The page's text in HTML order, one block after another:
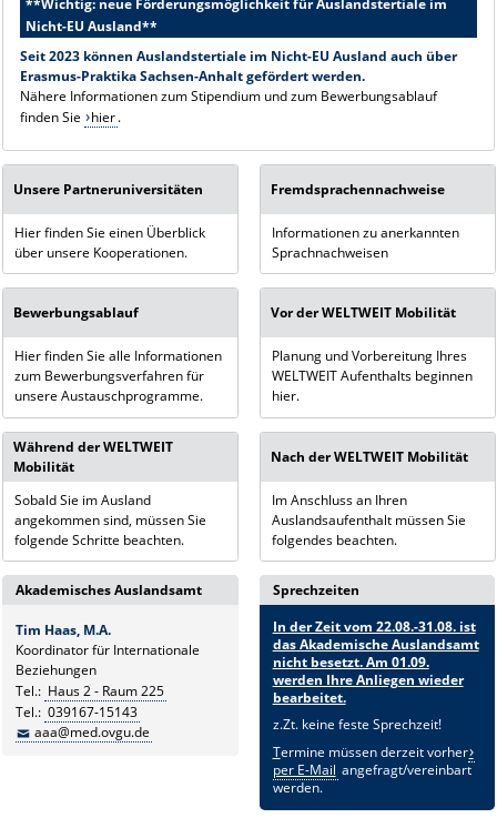
Nicht-EU Ausland**
Seit 2023 können Auslandstertiale im Nicht-EU Ausland auch über
Erasmus-Praktika Sachsen-Anhalt gefördert werden.
Nähere Informationen zum Stipendium und zum Bewerbungsablauf
finden Sie
hier.
Unsere Partneruniversitäten
Hier finden Sie einen Überblick
über unsere Kooperationen.
Fremdsprachennachweise
Informationen zu anerkannten
Sprachnachweisen
Bewerbungsablauf
Hier finden Sie alle Informationen
zum Bewerbungsverfahren für
unsere Austauschprogramme.
Vor der WELTWEIT Mobilität
Planung und Vorbereitung Ihres
WELTWEIT Aufenthalts beginnen
hier.
Während der WELTWEIT
Mobilität
Sobald Sie im Ausland
angekommen sind, müssen Sie
folgende Schritte beachten.
Nach der WELTWEIT Mobilität
Im Anschluss an Ihren
Auslandsaufenthalt müssen Sie
folgendes beachten.
Akademisches Auslandsamt
Tim Haas, M.A.
Koordinator für Internationale
Beziehungen
Tel.: Haus 2 - Raum 225
Tel.: 039167-15143
aaa@med.ovgu.de
Sprechzeiten
In der Zeit vom 22.08.-31.08. ist
das Akademische Auslandsamt
nicht besetzt. Am 01.09.
werden Ihre Anliegen wieder
bearbeitet.
z.Zt. keine feste Sprechzeit!
Termine müssen derzeit vorher
per E-Mail angefragt/vereinbart
werden.